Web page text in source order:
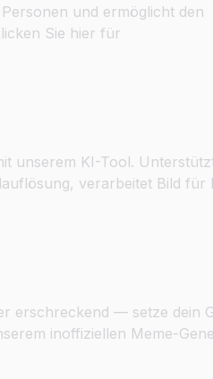
und ermöglicht den
Sie hier für
unserem KI-Tool.
verarbeitet Bild für
erschreckend — setze dein
inoffiziellen Meme-